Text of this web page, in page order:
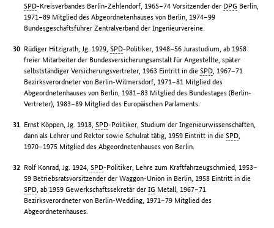
SPD-Kreisverbandes Berlin-Zehlendorf, 1965–74 Vorsitzender der DPG Berlin,
1971–89 Mitglied des Abgeordnetenhauses von Berlin, 1974–99
Bundesgeschäftsführer Zentralverband der Ingenieurvereine.
Rüdiger Hitzigrath, Jg. 1929,SPD-Politiker, 1948–56 Jurastudium, ab 1958
freier Mitarbeiter der Bundesversicherungsanstalt für Angestellte, später
selbstständiger Versicherungsvertreter, 1963 Eintritt in dieSPD , 1967–71
Bezirksverordneter von Berlin-Wilmersdorf, 1971–81 Mitglied des
Abgeordnetenhauses von Berlin, 1981–83 Mitglied des Bundestages (Berlin-
Vertreter), 1983–89 Mitglied des Europäischen Parlaments.
Ernst Köppen, Jg. 1918,SPD-Politiker, Studium der Ingenieurwissenschaften,
dann als Lehrer und Rektor sowie Schulrat tätig, 1959 Eintritt in dieSPD
1970–1975 Mitglied des Abgeordnetenhauses von Berlin.
Rolf Konrad, Jg. 1924,SPD-Politiker, Lehre zum Kraftfahrzeugschmied, 1953–
59 Betriebsratsvorsitzender der Waggon-Union in Berlin, 1958 Eintritt in die
SPD , ab 1959 Gewerkschaftssekretär derIG Metall, 1967–71
Bezirksverordneter von Berlin-Wedding, 1971–79 Mitglied des
Abgeordnetenhauses.